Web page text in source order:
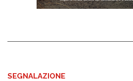
SEGNALAZIONE